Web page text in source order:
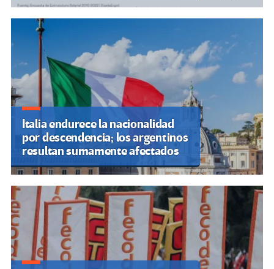
Italia endurece la nacionalidad
por descendencia; los argentinos
resultan sumamente afectados